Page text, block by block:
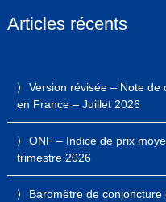
Articles récents
Version révisée – Note
en France – Juillet 2026
ONF – Indice de prix
trimestre 2026
Baromètre de